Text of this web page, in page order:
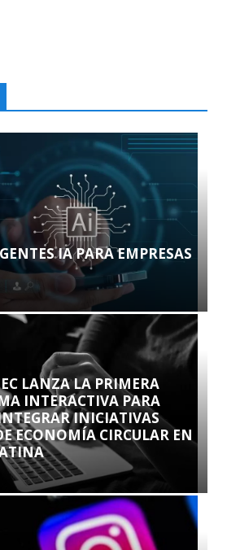
IA PARA EMPRESAS
LANZA LA PRIMERA
INTERACTIVA PARA
INICIATIVAS
ECONOMÍA CIRCULAR EN